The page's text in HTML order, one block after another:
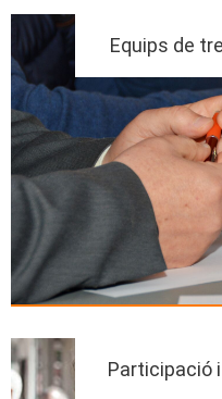
Equips de
Participació